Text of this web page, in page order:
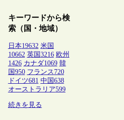
キーワードから検
索（国・地域）
日本19632 米国
10662 英国 3216 欧州
1426 カナダ1069 韓
国 950 フランス 720
ドイツ681 中国 638
オーストラリア599
続きを見る